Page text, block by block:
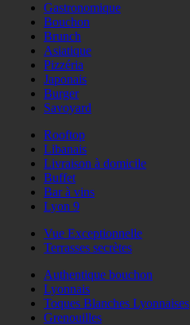
Gastronomique
Bouchon
Brunch
Asiatique
Pizzéria
Japonais
Burger
Savoyard
Rooftop
Libanais
Livraison à domicile
Buffet
Bar à vins
Lyon 9
Vue Exceptionnelle
Terrasses secrètes
Authentique bouchon
Lyonnais
Toques Blanches Lyonnaises
Grenouilles